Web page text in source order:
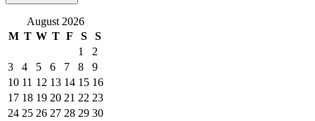
August 2026
M T W T F S
S
1
2
3
4 5 6 7 8
9
10 11 12 13 14 15 16
17 18 19 20 21 22 23
24 25 26 27 28 29 30